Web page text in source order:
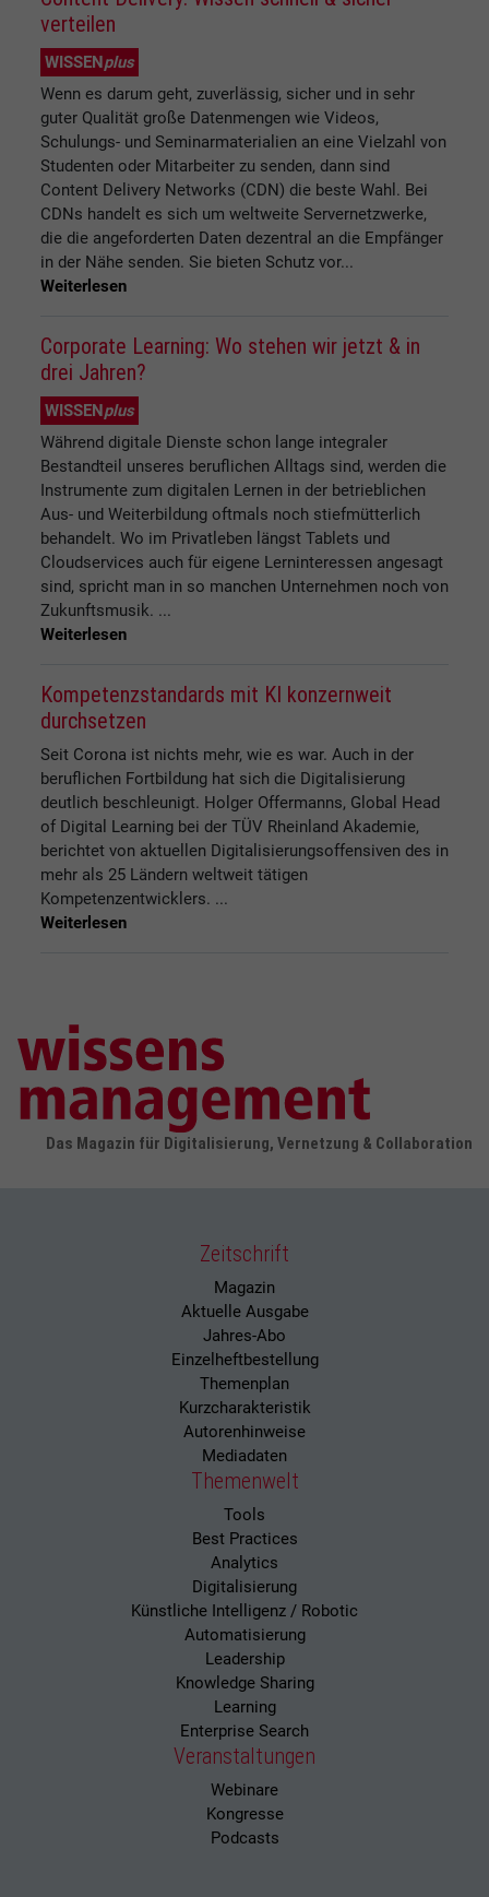
verteilen
WISSEN plus
Wenn es darum geht, zuverlässig, sicher und in sehr
guter Qualität große Datenmengen wie Videos,
Schulungs- und Seminarmaterialien an eine Vielzahl von
Studenten oder Mitarbeiter zu senden, dann sind
Content Delivery Networks (CDN) die beste Wahl. Bei
CDNs handelt es sich um weltweite Servernetzwerke,
die die angeforderten Daten dezentral an die Empfänger
in der Nähe senden. Sie bieten Schutz vor...
Weiterlesen
Corporate Learning: Wo stehen wir jetzt & in
drei Jahren?
WISSENplus
Während digitale Dienste schon lange integraler
Bestandteil unseres beruflichen Alltags sind, werden die
Instrumente zum digitalen Lernen in der betrieblichen
Aus- und Weiterbildung oftmals noch stiefmütterlich
behandelt. Wo im Privatleben längst Tablets und
Cloudservices auch für eigene Lerninteressen angesagt
sind, spricht man in so manchen Unternehmen noch von
Zukunftsmusik. ...
Weiterlesen
Kompetenzstandards mit KI konzernweit
durchsetzen
Seit Corona ist nichts mehr, wie es war. Auch in der
beruflichen Fortbildung hat sich die Digitalisierung
deutlich beschleunigt. Holger Offermanns, Global Head
of Digital Learning bei der TÜV Rheinland Akademie,
berichtet von aktuellen Digitalisierungsoffensiven des in
mehr als 25 Ländern weltweit tätigen
Kompetenzentwicklers. ...
Weiterlesen
Das Magazin für Digitalisierung, Vernetzung & Collaboration
Zeitschrift
Magazin
Aktuelle Ausgabe
Jahres-Abo
Einzelheftbestellung
Themenplan
Kurzcharakteristik
Autorenhinweise
Mediadaten
Themenwelt
Tools
Best Practices
Analytics
Digitalisierung
Künstliche Intelligenz / Robotic
Automatisierung
Leadership
Knowledge Sharing
Learning
Enterprise Search
Veranstaltungen
Webinare
Kongresse
Podcasts